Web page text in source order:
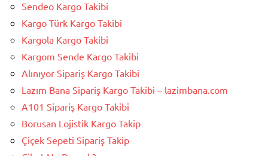
Sendeo Kargo Takibi
Kargo Türk Kargo Takibi
Kargola Kargo Takibi
Kargom Sende Kargo Takibi
Alınıyor Sipariş Kargo Takibi
Lazım Bana Sipariş Kargo Takibi – lazimbana.com
A101 Sipariş Kargo Takibi
Borusan Lojistik Kargo Takip
Çiçek Sepeti Sipariş Takip